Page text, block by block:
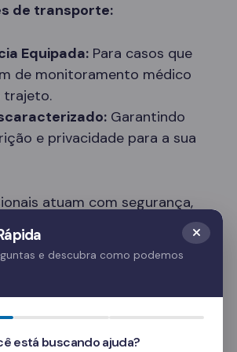
de transporte:
Equipada: Para casos que
de monitoramento médico
trajeto.
Garantindo
e privacidade para a sua
atuam com segurança,
entendendo a
momento.
tem necessidades únicas. Nossa
oferece diferentes tipos de
e descubra como podemos
está buscando ajuda?